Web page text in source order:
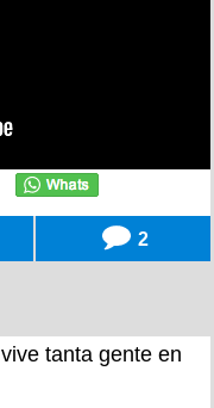
2
tanta gente en